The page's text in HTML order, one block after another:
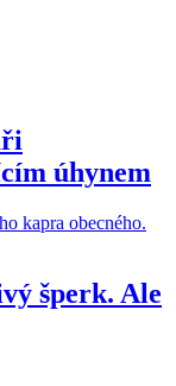
úhynem
šperk. Ale